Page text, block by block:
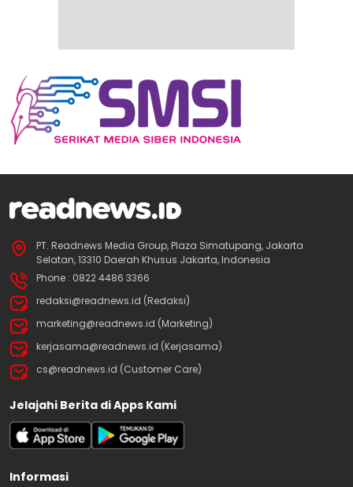
PT. Readnews Media Group, Plaza Simatupang, Jakarta
Selatan, 13310 Daerah Khusus Jakarta, Indonesia
Phone : 0822 4486 3366
redaksi@readnews.id (Redaksi)
marketing@readnews.id (Marketing)
kerjasama@readnews.id (Kerjasama)
cs@readnews.id (Customer Care)
Jelajahi Berita di Apps Kami
Informasi